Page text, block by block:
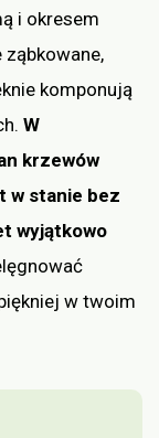
i okresem
komponują
W
krzewów
w stanie bez
wyjątkowo
w twoim